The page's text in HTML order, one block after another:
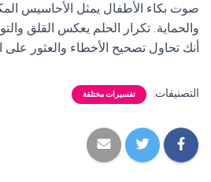
صوت بكاء الأطفال يمثل الأحاسيس
والحماية. تكرار الحلم يعكس القلق
أنك تحاول تصحيح الأخطاء والعثور على
التصنيفات: تفسيرات مختلفة